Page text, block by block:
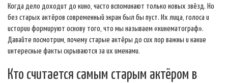
Когда дело доходит до кино, часто вспоминают только новых звёзд. Но
без старых актёров современный экран был бы пуст. Их лица, голоса и
истории формируют основу того, что мы называем «кинематограф».
Давайте посмотрим, почему старые актёры до сих пор важны и какие
интересные факты скрываются за их именами.
Кто считается самым старым актёром в